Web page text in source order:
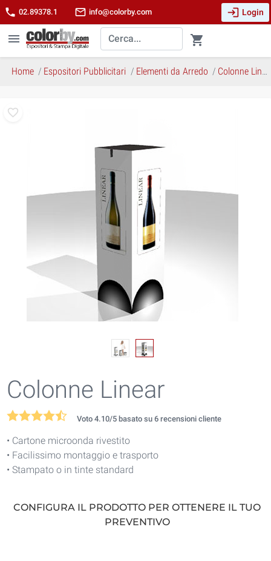
phone 02.89378.1 mail_outline info@colorby.com login Login
menu shopping_cart
Home Espositori Pubblicitari Elementi da Arredo Colonne Linear
Colonne Linear
Voto 4.10/5 basato su 6 recensioni cliente
• Cartone microonda rivestito
• Facilissimo montaggio e trasporto
• Stampato o in tinte standard
CONFIGURA IL PRODOTTO PER OTTENERE IL TUO
PREVENTIVO